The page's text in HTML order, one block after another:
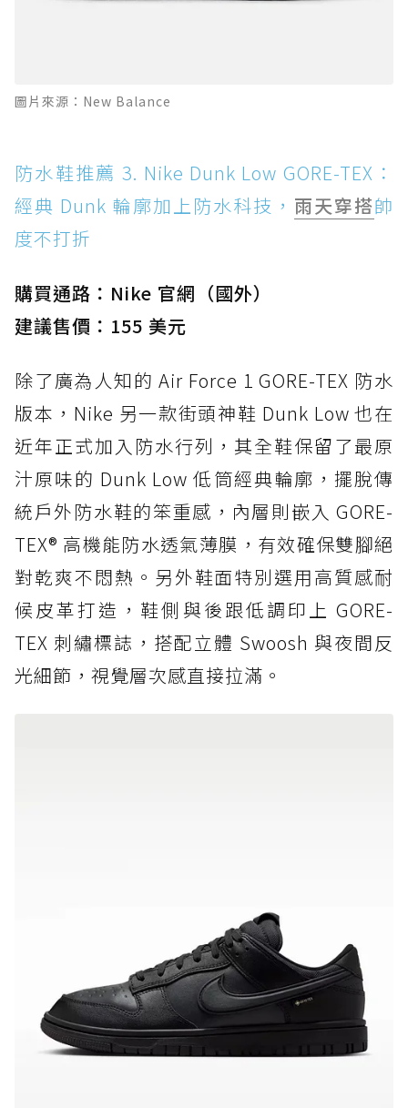
圖片來源：New Balance
防水鞋推薦 3. Nike Dunk Low GORE-TEX：
經典 Dunk 輪廓加上防水科技， 雨天穿搭帥
度不打折
購買通路：Nike 官網（國外）
建議售價：155 美元
除了廣為人知的 Air Force 1 GORE-TEX 防水
版本，Nike 另一款街頭神鞋 Dunk Low 也在
近年正式加入防水行列，其全鞋保留了最原
汁原味的 Dunk Low 低筒經典輪廓，擺脫傳
統戶外防水鞋的笨重感，內層則嵌入 GORE-
TEX® 高機能防水透氣薄膜，有效確保雙腳絕
對乾爽不悶熱。另外鞋面特別選用高質感耐
候皮革打造，鞋側與後跟低調印上 GORE-
TEX 刺繡標誌，搭配立體 Swoosh 與夜間反
光細節，視覺層次感直接拉滿。